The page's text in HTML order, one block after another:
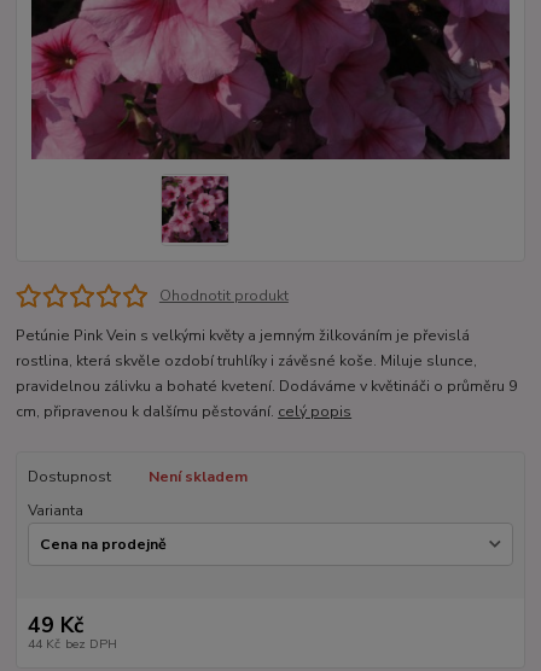
Ohodnotit produkt
Petúnie Pink Vein s velkými květy a jemným žilkováním je převislá
rostlina, která skvěle ozdobí truhlíky i závěsné koše. Miluje slunce,
pravidelnou zálivku a bohaté kvetení. Dodáváme v květináči o průměru 9
cm, připravenou k dalšímu pěstování. celý popis
Dostupnost
Není skladem
Varianta
49 Kč
44 Kč bez DPH